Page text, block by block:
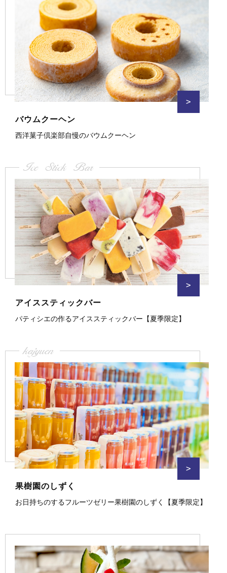
>
バウムクーヘン
西洋菓子倶楽部自慢のバウムクーヘン
Ice Stick Bar
>
アイススティックバー
パティシエの作るアイススティックバー【夏季限定】
kajyuen
>
果樹園のしずく
お日持ちのするフルーツゼリー果樹園のしずく【夏季限定】